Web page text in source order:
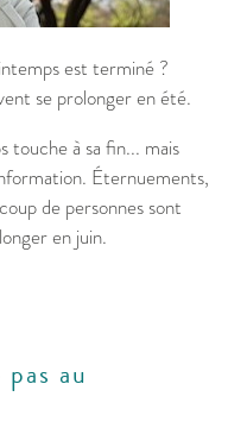
est terminé ?
se prolonger en été.
touche à sa fin... mais
Éternuements,
de personnes sont
en juin.
au